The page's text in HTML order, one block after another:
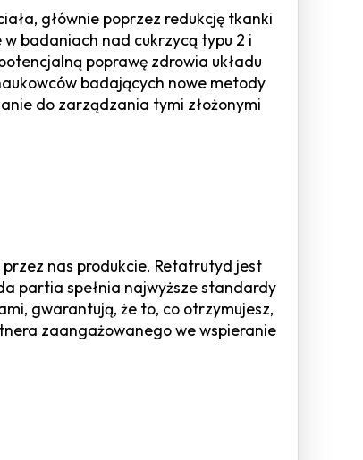
głównie poprzez redukcję tkanki
badaniach nad cukrzycą typu 2 i
poprawę zdrowia układu
badających nowe metody
do zarządzania tymi złożonymi
nas produkcie. Retatrutyd jest
partia spełnia najwyższe standardy
gwarantują, że to, co otrzymujesz,
zaangażowanego we wspieranie